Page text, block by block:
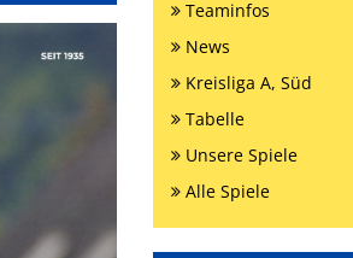
Sponsoring
#Bahndammelf
Bahndammecho
Teaminfos
News
Kreisliga A, Süd
Tabelle
Unsere Spiele
Alle Spiele